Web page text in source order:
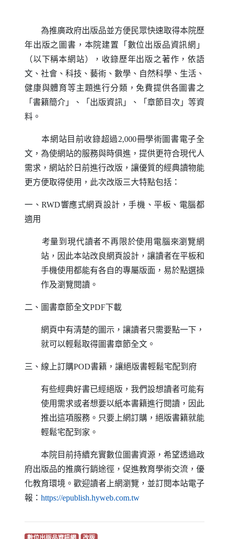
為推廣政府出版品並方便民眾快速取得本院歷
年出版之圖書，本院建置「數位出版品資訊網」
（以下稱本網站），收錄歷年出版之著作，依語
文、社會、科技、藝術、數學、自然科學、生活、
健康與體育等主題進行分類，免費提供各圖書之
「書籍簡介」、「出版資訊」、「章節目次」等資
料。
本網站目前收錄超過2,000冊學術圖書電子全
文，為使網站的服務與時俱進，提供更符合現代人
需求，網站於日前進行改版，讓優質的經典讀物能
更方便取得使用，此次改版三大特點包括：
一、RWD響應式網頁設計，手機、平板、電腦都
適用
考量到現代讀者不再限於使用電腦來瀏覽網
站，因此本站改良網頁設計，讓讀者在平板和
手機使用都能有各自的專屬版面，易於點選操
作及瀏覽閱讀。
二、圖書章節全文PDF下載
網頁中有清楚的圖示，讓讀者只需要點一下，
就可以輕鬆取得圖書章節全文。
三、線上訂購POD書籍，讓絕版書輕鬆宅配到府
有些經典好書已經絕版，我們設想讀者可能有
使用需求或者想要以紙本書籍進行閱讀，因此
推出這項服務。只要上網訂購，絕版書籍就能
輕鬆宅配到家。
本院目前持續充實數位圖書資源，希望透過政
府出版品的推廣行銷途徑，促進教育學術交流，優
化教育環境。歡迎讀者上網瀏覽，並訂閱本站電子
報： https://epublish.hyweb.com.tw（另開新視窗）
（另開新視窗）（另開新視窗）